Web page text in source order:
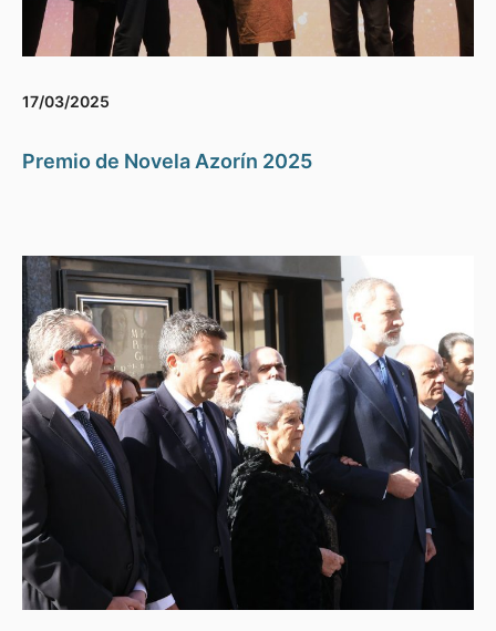
17/03/2025
Premio de Novela Azorín 2025